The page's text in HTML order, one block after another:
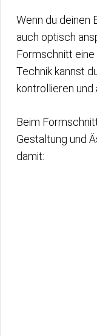
Wenn du deinen
auch optisch
Formschnitt
Technik kannst
kontrollieren und
Beim
Gestaltung und
damit: